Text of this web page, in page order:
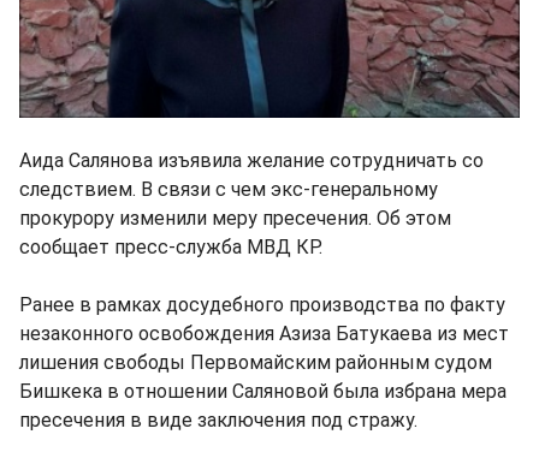
Аида Салянова изъявила желание сотрудничать со
следствием. В связи с чем экс-генеральному
прокурору изменили меру пресечения. Об этом
сообщает пресс-служба МВД КР.
Ранее в рамках досудебного производства по факту
незаконного освобождения Азиза Батукаева из мест
лишения свободы Первомайским районным судом
Бишкека в отношении Саляновой была избрана мера
пресечения в виде заключения под стражу.